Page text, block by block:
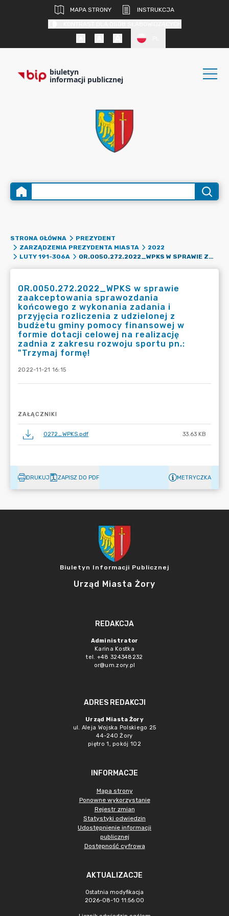
MAPA STRONY
INSTRUKCJA
biuletyn
informacji publicznej
STRONA GŁÓWNA
PREZYDENT
ZARZĄDZENIA PREZYDENTA MIASTA
2022
LUTY 191-306A
OR.0050.272.2022_WPKS W SPRAWIE ZAAKCEPTOWANIA SPRAWOZDANIA KOŃCOWEGO Z WYKONANIA ZADANIA I PRZYJĘCIA ROZLICZENIA Z UDZIELONEJ Z BUDŻETU GMINY POMOCY FINANSOWEJ W FORMIE DOTACJI CELOWEJ NA REALIZACJĘ ZADNIA Z ZAKRESU ROZWOJU SPORTU PN.: "TRZYMAJ FORMĘ!
OR.0050.272.2022_WPKS w sprawie
zaakceptowania sprawozdania
końcowego z wykonania zadania i
przyjęcia rozliczenia z udzielonej z
budżetu gminy pomocy finansowej w
formie dotacji celowej na realizację
zadnia z zakresu rozwoju sportu pn.:
"Trzymaj formę!
2022-11-21 16:15
ZAŁĄCZNIKI
0272_WPKS.pdf 33.63 KB
DRUKUJ ZAPISZ DO PDF METRYCZKA
Biuletyn Informacji Publicznej
Urząd Miasta Żory
REDAKCJA
Administrator
Karina Kostka
tel. +48 324348232
or@um.zory.pl
ADRES REDAKCJI
Urząd Miasta Żory
ul. Aleja Wojska Polskiego 25
44-240 Żory
piętro 1, pokój 102
INFORMACJE
Mapa strony
Ponowne wykorzystanie
Rejestr zmian
Statystyki odwiedzin
Udostępnienie informacji
publicznej
Dostępność cyfrowa
AKTUALIZACJE
Ostatnia modyfikacja
2026-08-10 11:56:00